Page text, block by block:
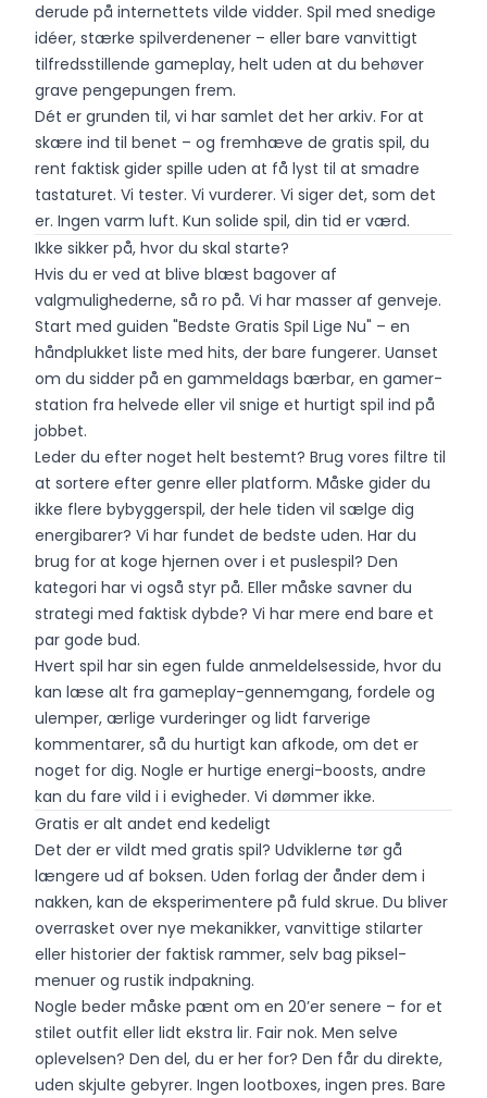
derude på internettets vilde vidder. Spil med snedige
idéer, stærke spilverdenener – eller bare vanvittigt
tilfredsstillende gameplay, helt uden at du behøver
grave pengepungen frem.
Dét er grunden til, vi har samlet det her arkiv. For at
skære ind til benet – og fremhæve de gratis spil, du
rent faktisk gider spille uden at få lyst til at smadre
tastaturet. Vi tester. Vi vurderer. Vi siger det, som det
er. Ingen varm luft. Kun solide spil, din tid er værd.
Ikke sikker på, hvor du skal starte?
Hvis du er ved at blive blæst bagover af
valgmulighederne, så ro på. Vi har masser af genveje.
Start med guiden "Bedste Gratis Spil Lige Nu" – en
håndplukket liste med hits, der bare fungerer. Uanset
om du sidder på en gammeldags bærbar, en gamer-
station fra helvede eller vil snige et hurtigt spil ind på
jobbet.
Leder du efter noget helt bestemt? Brug vores filtre til
at sortere efter genre eller platform. Måske gider du
ikke flere bybyggerspil, der hele tiden vil sælge dig
energibarer? Vi har fundet de bedste uden. Har du
brug for at koge hjernen over i et puslespil? Den
kategori har vi også styr på. Eller måske savner du
strategi med faktisk dybde? Vi har mere end bare et
par gode bud.
Hvert spil har sin egen fulde anmeldelsesside, hvor du
kan læse alt fra gameplay-gennemgang, fordele og
ulemper, ærlige vurderinger og lidt farverige
kommentarer, så du hurtigt kan afkode, om det er
noget for dig. Nogle er hurtige energi-boosts, andre
kan du fare vild i i evigheder. Vi dømmer ikke.
Gratis er alt andet end kedeligt
Det der er vildt med gratis spil? Udviklerne tør gå
længere ud af boksen. Uden forlag der ånder dem i
nakken, kan de eksperimentere på fuld skrue. Du bliver
overrasket over nye mekanikker, vanvittige stilarter
eller historier der faktisk rammer, selv bag piksel-
menuer og rustik indpakning.
Nogle beder måske pænt om en 20’er senere – for et
stilet outfit eller lidt ekstra lir. Fair nok. Men selve
oplevelsen? Den del, du er her for? Den får du direkte,
uden skjulte gebyrer. Ingen lootboxes, ingen pres. Bare